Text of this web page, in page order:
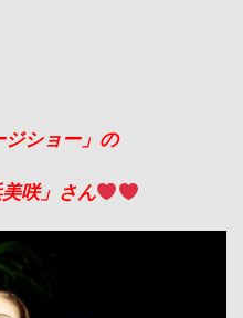
ジショー」の
咲」さん